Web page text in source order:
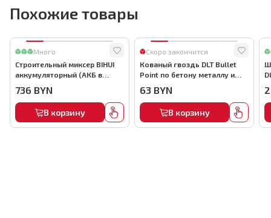
Похожие товары
Много
Строительный миксер BIHUI
аккумуляторный (АКБ в
736 BYN
В корзину
Скоро закончится
Кованый гвоздь DLT Bullet
Point по бетону металлу и
арт.0116
63 BYN
В корзину